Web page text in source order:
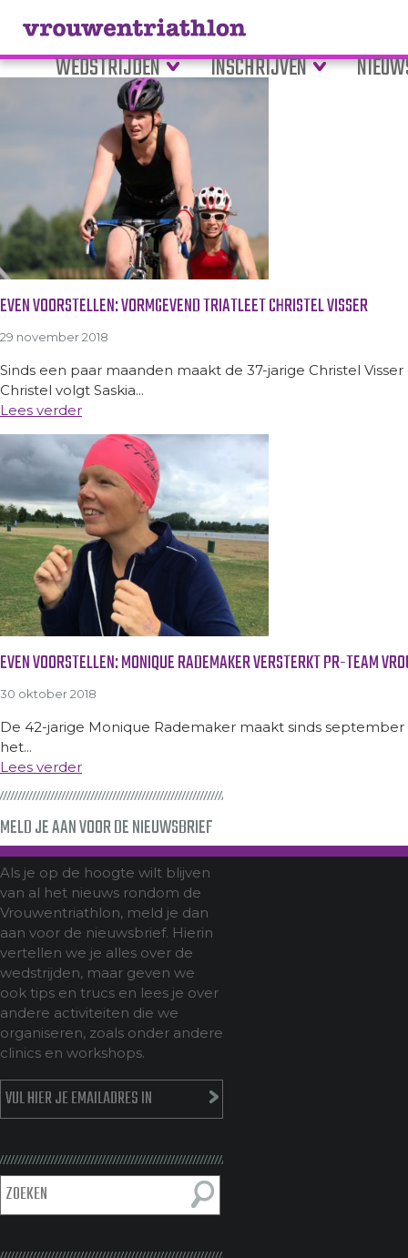
WEDSTRIJDEN INSCHRIJVEN
Tag Archive: nieuwe
EVEN VOORSTELLEN: VORMGEVEND TRIATLEET CHRISTEL VISSER
29 november 2018
Sinds een paar maanden maakt de 37-jarige Christel
Christel volgt Saskia...
Lees verder
EVEN VOORSTELLEN: MONIQUE RADEMAKER VERSTERKT PR-TEAM
30 oktober 2018
De 42-jarige Monique Rademaker maakt sinds
het...
Lees verder
MELD JE AAN VOOR DE NIEUWSBRIEF
Als je op de hoogte wilt blijven
van al het nieuws rondom de
Vrouwentriathlon, meld je dan
aan voor de nieuwsbrief. Hierin
vertellen we je alles over de
wedstrijden, maar geven we
ook tips en trucs en lees je over
andere activiteiten die we
organiseren, zoals onder andere
clinics en workshops.